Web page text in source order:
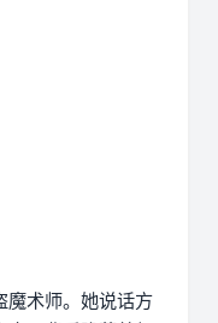
魔术师。她说话方